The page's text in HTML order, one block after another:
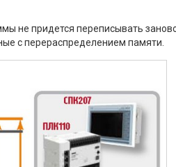
не придется переписывать
с перераспределением памяти.